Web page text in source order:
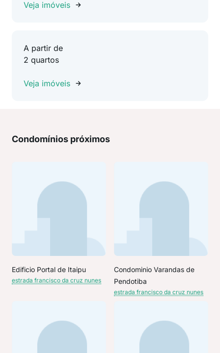
Veja imóveis
A partir de
2 quartos
Veja imóveis
Condomínios próximos
Edificio Portal de Itaipu
estrada francisco da cruz nunes
Condominio Varandas de
Pendotiba
estrada francisco da cruz nunes